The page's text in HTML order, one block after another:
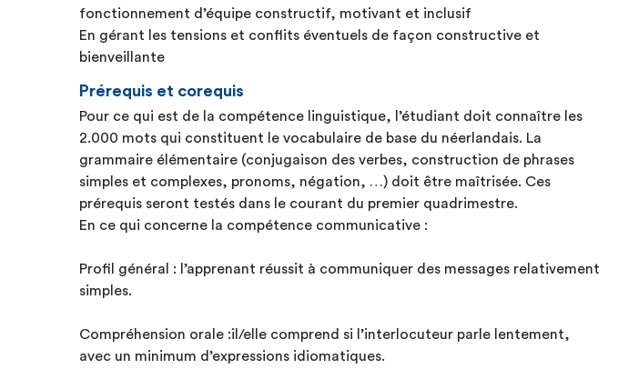
fonctionnement d’équipe constructif, motivant et inclusif
En gérant les tensions et conflits éventuels de façon constructive et
bienveillante
Prérequis et corequis
Pour ce qui est de la compétence linguistique, l’étudiant doit connaître les
2.000 mots qui constituent le vocabulaire de base du néerlandais. La
grammaire élémentaire (conjugaison des verbes, construction de phrases
simples et complexes, pronoms, négation, …) doit être maîtrisée. Ces
prérequis seront testés dans le courant du premier quadrimestre.
En ce qui concerne la compétence communicative :
Profil général : l’apprenant réussit à communiquer des messages relativement
simples.
Compréhension orale :il/elle comprend si l’interlocuteur parle lentement,
avec un minimum d’expressions idiomatiques.